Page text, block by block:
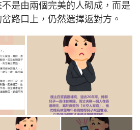
是由兩個完美的人砌成，而是
路口上，仍然選擇返對方。